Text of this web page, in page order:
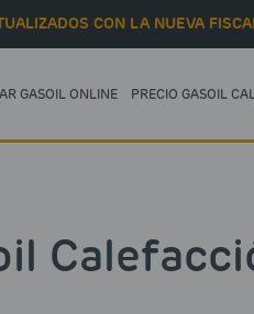
CON LA NUEVA
GASOIL ONLINE PRECIO GASOIL